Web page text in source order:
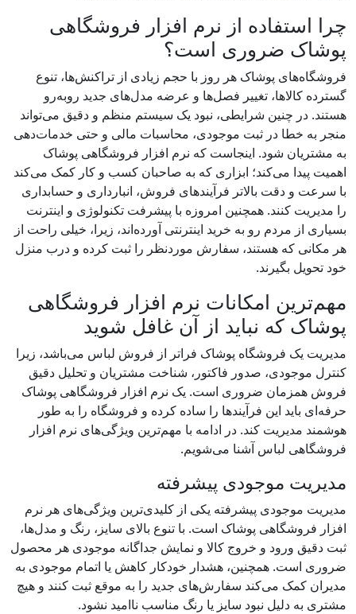
چرا استفاده از نرم افزار فروشگاهی
پوشاک ضروری است؟
فروشگاه‌های پوشاک هر روز با حجم زیادی از تراکنش‌ها، تنوع
گسترده کالاها، تغییر فصل‌ها و عرضه مدل‌های جدید روبه‌رو
هستند. در چنین شرایطی، نبود یک سیستم منظم و دقیق می‌تواند
منجر به خطا در ثبت موجودی، محاسبات مالی و حتی خدمات‌دهی
به مشتریان شود. اینجاست که نرم افزار فروشگاهی پوشاک
اهمیت پیدا می‌کند؛ ابزاری که به صاحبان کسب ‌و کار کمک می‌کند
با سرعت و دقت بالاتر فرآیندهای فروش، انبارداری و حسابداری
را مدیریت کنند. همچنین امروزه با پیشرفت تکنولوژی و اینترنت
بسیاری از مردم رو به خرید اینترنتی آورده‌اند، زیرا، خیلی راحت از
هر مکانی که هستند، سفارش موردنظر را ثبت کرده و درب منزل
خود تحویل بگیرند.
مهم‌ترین امکانات نرم افزار فروشگاهی
پوشاک که نباید از آن غافل شوید
مدیریت یک فروشگاه پوشاک فراتر از فروش لباس می‌باشد، زیرا
کنترل موجودی، صدور فاکتور، شناخت مشتریان و تحلیل دقیق
فروش همزمان ضروری است. یک نرم افزار فروشگاهی پوشاک
حرفه‌ای باید این فرآیندها را ساده کرده و فروشگاه را به‌ طور
هوشمند مدیریت ‌کند. در ادامه با مهم‌ترین ویژگی‌های نرم افزار
فروشگاهی لباس آشنا می‌شویم.
مدیریت موجودی پیشرفته
مدیریت موجودی پیشرفته یکی از کلیدی‌ترین ویژگی‌های هر نرم
افزار فروشگاهی پوشاک است. با تنوع بالای سایز، رنگ و مدل‌ها،
ثبت دقیق ورود و خروج کالا و نمایش جداگانه موجودی هر محصول
ضروری است. همچنین، هشدار خودکار کاهش یا اتمام موجودی به
مدیران کمک می‌کند سفارش‌های جدید را به موقع ثبت کنند و هیچ
مشتری به دلیل نبود سایز یا رنگ مناسب ناامید نشود.